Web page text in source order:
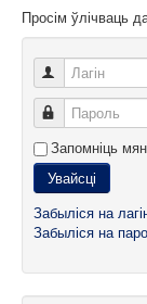
Просім ўлічваць
Лагін
Пароль
Запомніць
Увайсці
Забыліся на
Забыліся на